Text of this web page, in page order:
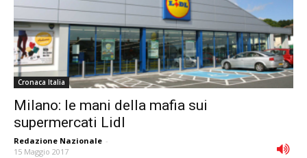
Cronaca Italia
Milano: le mani della mafia sui
supermercati Lidl
Redazione Nazionale -
15 Maggio 2017